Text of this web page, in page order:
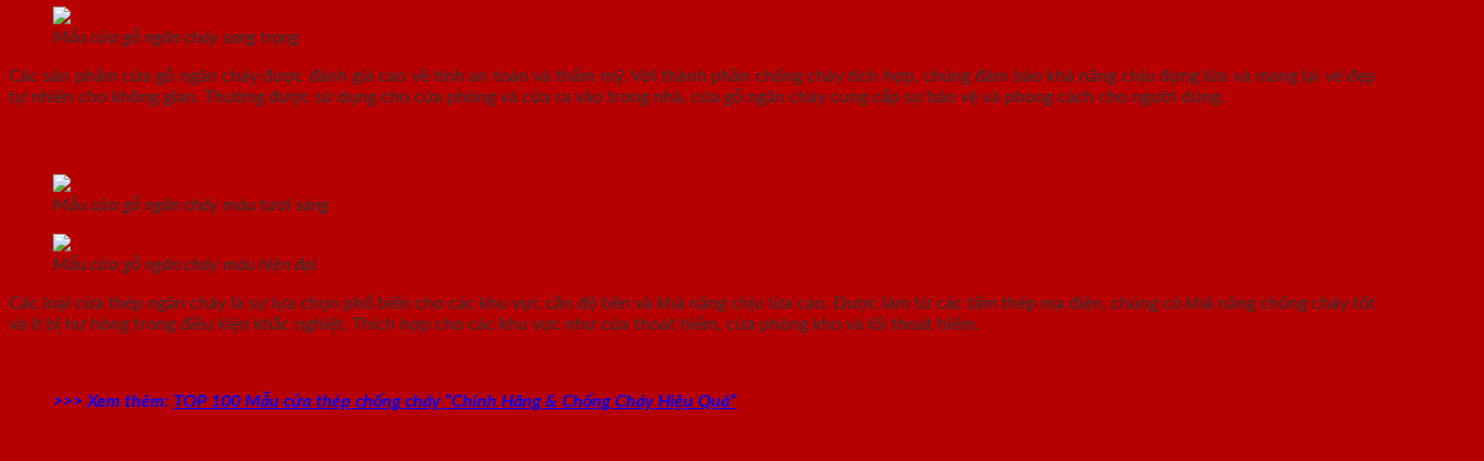
Mẫu cửa gỗ ngăn cháy sang trọng
Các sản phẩm cửa gỗ ngăn cháy được đánh giá cao về tính an toàn và thẩm mỹ. Với thành phần chống cháy tích hợp, chúng đảm bảo khả năng chịu đựng lửa và mang lại vẻ đẹp
tự nhiên cho không gian. Thường được sử dụng cho cửa phòng và cửa ra vào trong nhà, cửa gỗ ngăn cháy cung cấp sự bảo vệ và phong cách cho người dùng.
Mẫu cửa gỗ ngăn cháy màu tươi sáng
Mẫu cửa gỗ ngăn cháy màu hiện đại
Các loại cửa thép ngăn cháy là sự lựa chọn phổ biến cho các khu vực cần độ bền và khả năng chịu lửa cao. Được làm từ các tấm thép mạ điện, chúng có khả năng chống cháy tốt
và ít bị hư hỏng trong điều kiện khắc nghiệt. Thích hợp cho các khu vực như cửa thoát hiểm, cửa phòng kho và lối thoát hiểm.
>>> Xem thêm: TOP 100 Mẫu cửa thép chống cháy “Chính Hãng & Chống Cháy Hiệu Quả”